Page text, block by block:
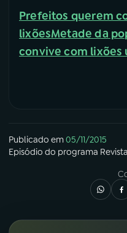
Prefeitos querem
lixõesMetade da
convive com lixões
Publicado em05/11/2015
Episódio do programa